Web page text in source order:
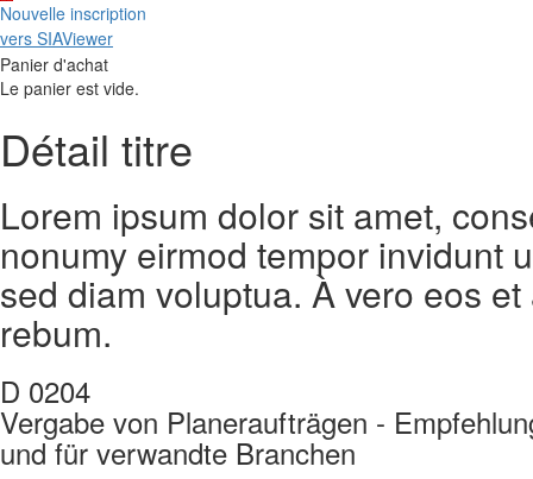
Nouvelle inscription
vers SIAViewer
Panier d'achat
Le panier est vide.
Détail titre
Lorem ipsum dolor sit amet,
nonumy eirmod tempor invidunt
sed diam voluptua. À vero eos
rebum.
D 0204
Vergabe von Planeraufträgen -
und für verwandte Branchen